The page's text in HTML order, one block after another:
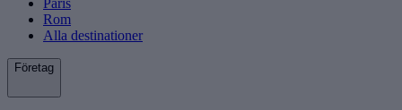
Rom
Alla destinationer
Företag